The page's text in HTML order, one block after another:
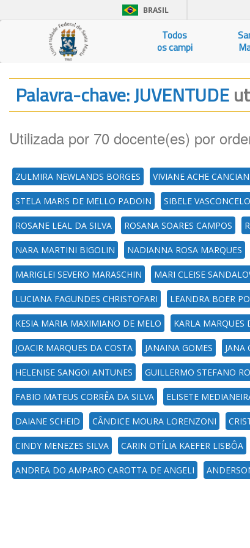
BRASIL
Todos
os campi
Palavra-chave: JUVENTUDE
Utilizada por 70 docente(es) por
ZULMIRA NEWLANDS BORGES VIVIANE ACHE CANCIAN
STELA MARIS DE MELLO PADOIN SIBELE
ROSANE LEAL DA SILVA ROSANA SOARES CAMPOS
NARA MARTINI BIGOLIN NADIANNA ROSA MARQUES
MARIGLEI SEVERO MARASCHIN MARI CLEISE
LUCIANA FAGUNDES CHRISTOFARI LEANDRA BOER
KESIA MARIA MAXIMIANO DE MELO KARLA MARQUES
JOACIR MARQUES DA COSTA JANAINA GOMES JANA
HELENISE SANGOI ANTUNES GUILLERMO STEFANO
FABIO MATEUS CORRÊA DA SILVA ELISETE
DAIANE SCHEID CÂNDICE MOURA LORENZONI
CINDY MENEZES SILVA CARIN OTÍLIA KAEFER LISBÔA
ANDREA DO AMPARO CAROTTA DE ANGELI